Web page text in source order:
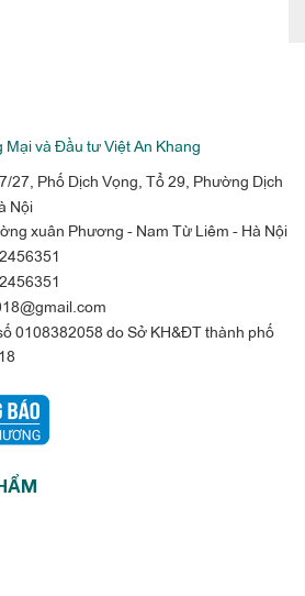
và Đầu tư Việt An Khang
27, Phố Dịch Vọng, Tổ 29, Phường Dịch
Nội
xuân Phương - Nam Từ Liêm - Hà Nội
0108382058 do Sở KH&ĐT thành phố